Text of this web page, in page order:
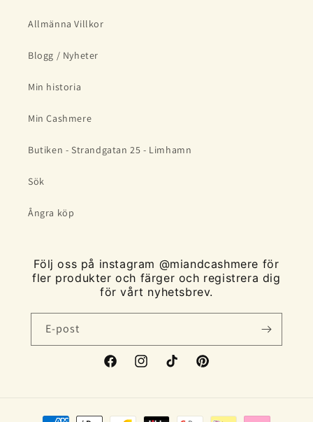
Allmänna Villkor
Blogg / Nyheter
Min historia
Min Cashmere
Butiken - Strandgatan 25 - Limhamn
Sök
Ångra köp
Följ oss på instagram @miandcashmere för
fler produkter och färger och registrera dig
för vårt nyhetsbrev.
E-post
FacebookInstagramTikTok Pinterest
Betalningsmetoder